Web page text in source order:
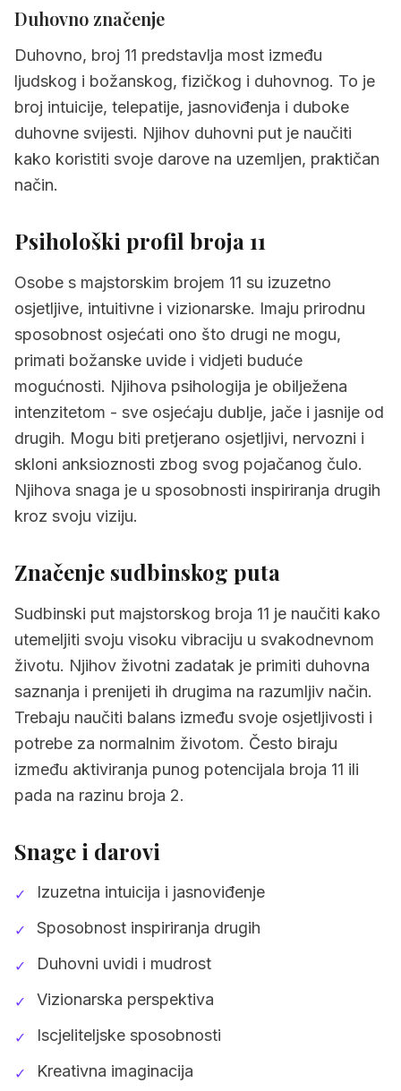
Duhovno značenje
Duhovno, broj 11 predstavlja most između
ljudskog i božanskog, fizičkog i duhovnog. To je
broj intuicije, telepatije, jasnoviđenja i duboke
duhovne svijesti. Njihov duhovni put je naučiti
kako koristiti svoje darove na uzemljen, praktičan
način.
Psihološki profil broja 11
Osobe s majstorskim brojem 11 su izuzetno
osjetljive, intuitivne i vizionarske. Imaju prirodnu
sposobnost osjećati ono što drugi ne mogu,
primati božanske uvide i vidjeti buduće
mogućnosti. Njihova psihologija je obilježena
intenzitetom - sve osjećaju dublje, jače i jasnije od
drugih. Mogu biti pretjerano osjetljivi, nervozni i
skloni anksioznosti zbog svog pojačanog čulo.
Njihova snaga je u sposobnosti inspiriranja drugih
kroz svoju viziju.
Značenje sudbinskog puta
Sudbinski put majstorskog broja 11 je naučiti kako
utemeljiti svoju visoku vibraciju u svakodnevnom
životu. Njihov životni zadatak je primiti duhovna
saznanja i prenijeti ih drugima na razumljiv način.
Trebaju naučiti balans između svoje osjetljivosti i
potrebe za normalnim životom. Često biraju
između aktiviranja punog potencijala broja 11 ili
pada na razinu broja 2.
Snage i darovi
✓ Izuzetna intuicija i jasnoviđenje
✓ Sposobnost inspiriranja drugih
✓ Duhovni uvidi i mudrost
✓ Vizionarska perspektiva
✓ Iscjeliteljske sposobnosti
✓ Kreativna imaginacija